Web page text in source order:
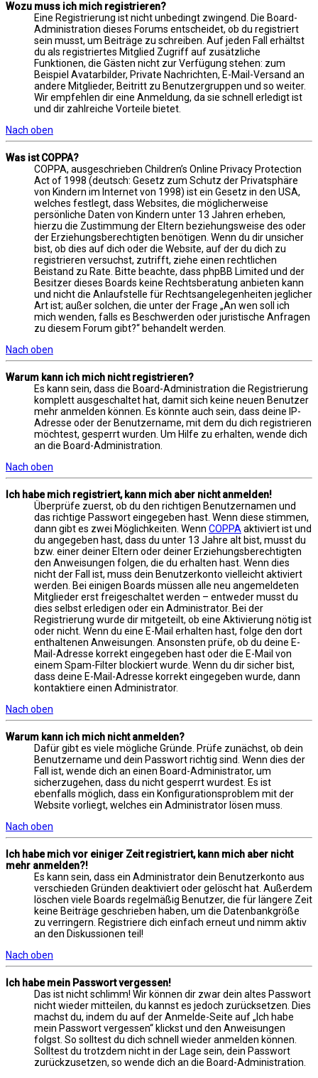
Wozu muss ich mich registrieren?
Eine Registrierung ist nicht unbedingt zwingend. Die Board-
Administration dieses Forums entscheidet, ob du registriert
sein musst, um Beiträge zu schreiben. Auf jeden Fall erhältst
du als registriertes Mitglied Zugriff auf zusätzliche
Funktionen, die Gästen nicht zur Verfügung stehen: zum
Beispiel Avatarbilder, Private Nachrichten, E-Mail-Versand an
andere Mitglieder, Beitritt zu Benutzergruppen und so weiter.
Wir empfehlen dir eine Anmeldung, da sie schnell erledigt ist
und dir zahlreiche Vorteile bietet.
Nach oben
Was ist COPPA?
COPPA, ausgeschrieben Children’s Online Privacy Protection
Act of 1998 (deutsch: Gesetz zum Schutz der Privatsphäre
von Kindern im Internet von 1998) ist ein Gesetz in den USA,
welches festlegt, dass Websites, die möglicherweise
persönliche Daten von Kindern unter 13 Jahren erheben,
hierzu die Zustimmung der Eltern beziehungsweise des oder
der Erziehungsberechtigten benötigen. Wenn du dir unsicher
bist, ob dies auf dich oder die Website, auf der du dich zu
registrieren versuchst, zutrifft, ziehe einen rechtlichen
Beistand zu Rate. Bitte beachte, dass phpBB Limited und der
Besitzer dieses Boards keine Rechtsberatung anbieten kann
und nicht die Anlaufstelle für Rechtsangelegenheiten jeglicher
Art ist; außer solchen, die unter der Frage „An wen soll ich
mich wenden, falls es Beschwerden oder juristische Anfragen
zu diesem Forum gibt?“ behandelt werden.
Nach oben
Warum kann ich mich nicht registrieren?
Es kann sein, dass die Board-Administration die Registrierung
komplett ausgeschaltet hat, damit sich keine neuen Benutzer
mehr anmelden können. Es könnte auch sein, dass deine IP-
Adresse oder der Benutzername, mit dem du dich registrieren
möchtest, gesperrt wurden. Um Hilfe zu erhalten, wende dich
an die Board-Administration.
Nach oben
Ich habe mich registriert, kann mich aber nicht anmelden!
Überprüfe zuerst, ob du den richtigen Benutzernamen und
das richtige Passwort eingegeben hast. Wenn diese stimmen,
dann gibt es zwei Möglichkeiten. Wenn COPPA aktiviert ist und
du angegeben hast, dass du unter 13 Jahre alt bist, musst du
bzw. einer deiner Eltern oder deiner Erziehungsberechtigten
den Anweisungen folgen, die du erhalten hast. Wenn dies
nicht der Fall ist, muss dein Benutzerkonto vielleicht aktiviert
werden. Bei einigen Boards müssen alle neu angemeldeten
Mitglieder erst freigeschaltet werden – entweder musst du
dies selbst erledigen oder ein Administrator. Bei der
Registrierung wurde dir mitgeteilt, ob eine Aktivierung nötig ist
oder nicht. Wenn du eine E-Mail erhalten hast, folge den dort
enthaltenen Anweisungen. Ansonsten prüfe, ob du deine E-
Mail-Adresse korrekt eingegeben hast oder die E-Mail von
einem Spam-Filter blockiert wurde. Wenn du dir sicher bist,
dass deine E-Mail-Adresse korrekt eingegeben wurde, dann
kontaktiere einen Administrator.
Nach oben
Warum kann ich mich nicht anmelden?
Dafür gibt es viele mögliche Gründe. Prüfe zunächst, ob dein
Benutzername und dein Passwort richtig sind. Wenn dies der
Fall ist, wende dich an einen Board-Administrator, um
sicherzugehen, dass du nicht gesperrt wurdest. Es ist
ebenfalls möglich, dass ein Konfigurationsproblem mit der
Website vorliegt, welches ein Administrator lösen muss.
Nach oben
Ich habe mich vor einiger Zeit registriert, kann mich aber nicht
mehr anmelden?!
Es kann sein, dass ein Administrator dein Benutzerkonto aus
verschieden Gründen deaktiviert oder gelöscht hat. Außerdem
löschen viele Boards regelmäßig Benutzer, die für längere Zeit
keine Beiträge geschrieben haben, um die Datenbankgröße
zu verringern. Registriere dich einfach erneut und nimm aktiv
an den Diskussionen teil!
Nach oben
Ich habe mein Passwort vergessen!
Das ist nicht schlimm! Wir können dir zwar dein altes Passwort
nicht wieder mitteilen, du kannst es jedoch zurücksetzen. Dies
machst du, indem du auf der Anmelde-Seite auf „Ich habe
mein Passwort vergessen“ klickst und den Anweisungen
folgst. So solltest du dich schnell wieder anmelden können.
Solltest du trotzdem nicht in der Lage sein, dein Passwort
zurückzusetzen, so wende dich an die Board-Administration.